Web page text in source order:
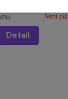
Není
Detail